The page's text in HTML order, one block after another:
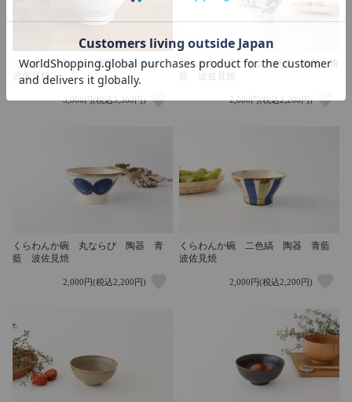
くらわんか碗 鶴 陶器 kotohogi
波佐見焼
3,000円(税込3,300円)
くらわんか碗 そよぎ唐草 陶器 青
藍 波佐見焼
2,000円(税込2,200円)
くらわんか碗 丸ならび 陶器 青
藍 波佐見焼
2,000円(税込2,200円)
くらわんか碗 二色縞 陶器 青藍
波佐見焼
2,000円(税込2,200円)